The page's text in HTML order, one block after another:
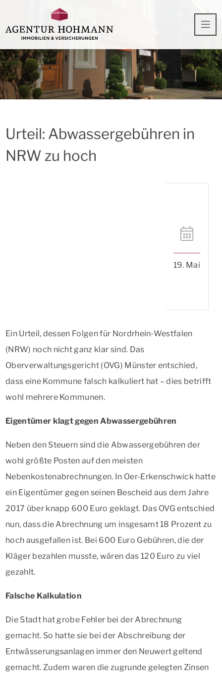
Urteil: Abwassergebühren in
NRW zu hoch
19. Mai
Ein Urteil, dessen Folgen für Nordrhein-Westfalen
(NRW) noch nicht ganz klar sind. Das
Oberverwaltungsgericht (OVG) Münster entschied,
dass eine Kommune falsch kalkuliert hat – dies betrifft
wohl mehrere Kommunen.
Eigentümer klagt gegen Abwassergebühren
Neben den Steuern sind die Abwassergebühren der
wohl größte Posten auf den meisten
Nebenkostenabrechnungen. In Oer-Erkenschwick hatte
ein Eigentümer gegen seinen Bescheid aus dem Jahre
2017 über knapp 600 Euro geklagt. Das OVG entschied
nun, dass die Abrechnung um insgesamt 18 Prozent zu
hoch ausgefallen ist. Bei 600 Euro Gebühren, die der
Kläger bezahlen musste, wären das 120 Euro zu viel
gezahlt.
Falsche Kalkulation
Die Stadt hat grobe Fehler bei der Abrechnung
gemacht. So hatte sie bei der Abschreibung der
Entwässerungsanlagen immer den Neuwert geltend
gemacht. Zudem waren die zugrunde gelegten Zinsen